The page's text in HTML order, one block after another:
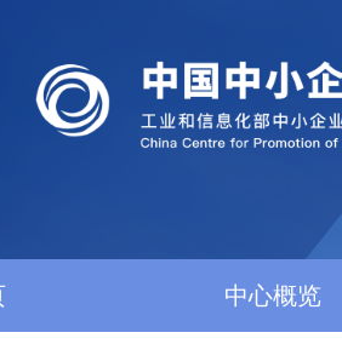
中心概览